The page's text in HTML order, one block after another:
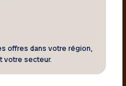
offres dans votre région,
votre secteur.